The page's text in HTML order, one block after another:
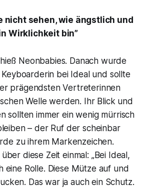
nicht sehen, wie ängstlich und
Wirklichkeit bin”
Neonbabies. Danach wurde
bei Ideal und sollte
prägendsten Vertreterinnen
Welle werden. Ihr Blick und
sollten immer ein wenig mürrisch
– der Ruf der scheinbar
zu ihrem Markenzeichen.
diese Zeit einmal: „Bei Ideal,
eine Rolle. Diese Mütze auf und
Das war ja auch ein Schutz.